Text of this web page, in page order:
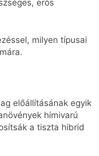
erős
milyen típusai
előállításának egyik
hímivarú
a tiszta hibrid